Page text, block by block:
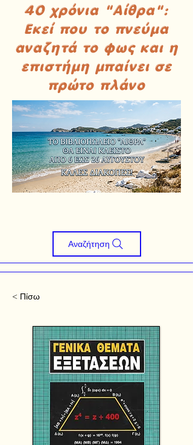
40 χρόνια "Αίθρα":
Εκεί που το πνεύμα
αναζητά το φως και η
επιστήμη μπαίνει σε
πρώτο πλάνο
Αναζήτηση
< Πίσω